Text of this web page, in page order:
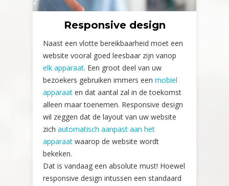
Responsive design
Naast een vlotte bereikbaarheid moet een
website vooral goed leesbaar zijn vanop
elk apparaat. Een groot deel van uw
bezoekers gebruiken immers een mobiel
apparaat en dat aantal zal in de toekomst
alleen maar toenemen. Responsive design
wil zeggen dat de layout van uw website
zich automatisch aanpast aan het
apparaat waarop de website wordt
bekeken.
Dat is vandaag een absolute must! Hoewel
responsive design intussen een standaard